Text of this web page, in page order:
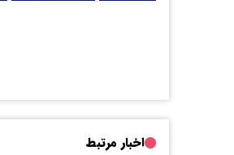
اخبار مرتبط